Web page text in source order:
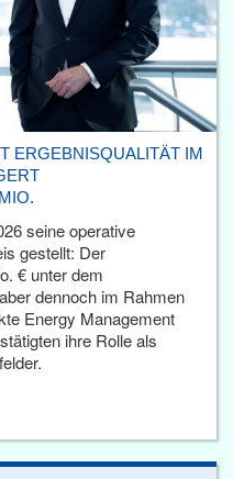
ERGEBNISQUALITÄT IM
seine operative
gestellt: Der
€ unter dem
dennoch im Rahmen
Energy Management
ihre Rolle als